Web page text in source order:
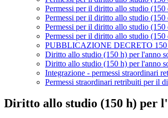
Permessi per il diritto allo studio
Permessi per il diritto allo studio
Permessi per il diritto allo studio
Permessi per il diritto allo studio
PUBBLICAZIONE DECRETO
Diritto allo studio (150 h) per l'anno
Diritto allo studio (150 h) per l'anno
Integrazione - permessi straordinari
Permessi straordinari retribuiti per il
Diritto allo studio (150 h) per